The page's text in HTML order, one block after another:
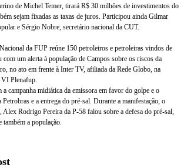
de Michel Temer, tirará R$ 30 milhões de investimentos do
sejam fixadas as taxas de juros. Participou ainda Gilmar
e Sérgio Nobre, secretário nacional da CUT.
da FUP reúne 150 petroleiros e petroleiras vindos de
um alerta à população de Campos sobre os riscos da
no ato em frente à Inter TV, afiliada da Rede Globo, na
VI Plenafup.
campanha midiática da emissora em favor do golpe e o
e a entrega do pré-sal. Durante a manifestação, o
Rodrigo Pereira da P-58 falou sobre a defesa do pré-sal,
a população.